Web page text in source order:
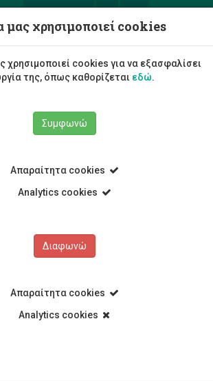
μας χρησιμοποιεί cookies
χρησιμοποιεί cookies για να εξασφαλίσει
της, όπως καθορίζεται εδώ.
Συμφωνώ
Απαραίτητα cookies
Analytics cookies
Διαφωνώ
Απαραίτητα cookies
Analytics cookies